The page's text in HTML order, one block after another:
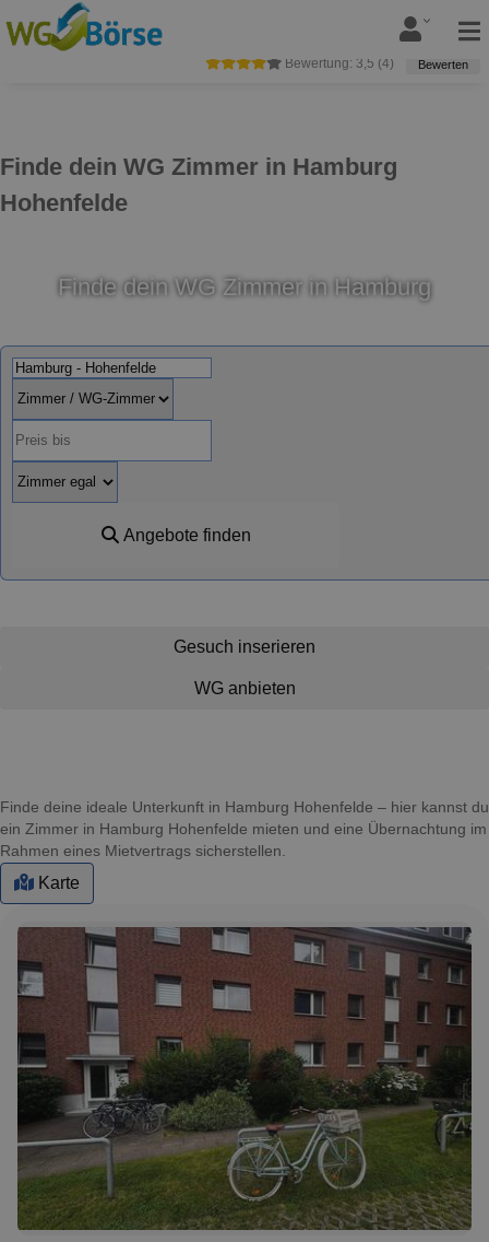
Finde dein WG Zimmer in Hamburg
Hohenfelde
Bewertung: 3,5 (4) Bewerten
Finde dein WG Zimmer in Hamburg
Angebote finden
Gesuch inserieren
WG anbieten
Finde deine ideale Unterkunft in Hamburg Hohenfelde – hier kannst du
ein Zimmer in Hamburg Hohenfelde mieten und eine Übernachtung im
Rahmen eines Mietvertrags sicherstellen.
Karte